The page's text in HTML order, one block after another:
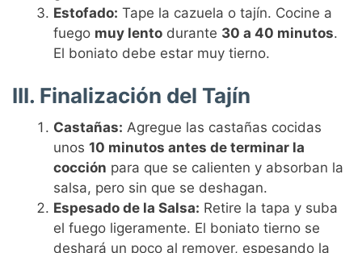
Estofado: Tape la cazuela o tajín. Cocine a
fuego muy lento durante 30 a 40 minutos.
El boniato debe estar muy tierno.
III. Finalización del Tajín
Castañas: Agregue las castañas cocidas
unos10 minutos antes de terminar la
cocción para que se calienten y absorban la
salsa, pero sin que se deshagan.
Espesado de la Salsa: Retire la tapa y suba
el fuego ligeramente. El boniato tierno se
deshará un poco al remover, espesando la